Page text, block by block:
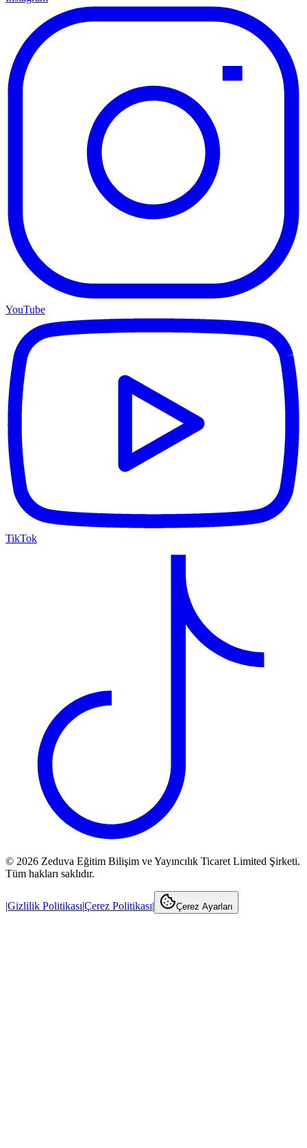
YouTube
TikTok
© 2026 Zeduva Eğitim Bilişim ve Yayıncılık Ticaret Limited Şirketi.
Tüm hakları saklıdır.
|Gizlilik Politikası|Çerez Politikası| Çerez Ayarları